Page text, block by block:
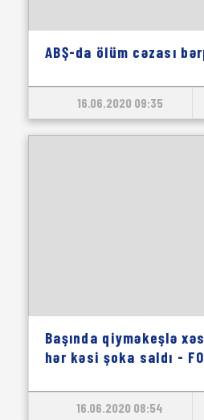
ABŞ-da ölüm cəzası
16.06.2020 09:35
Başında qiyməkeşlə
hər kəsi şoka saldı -
16.06.2020 08:54